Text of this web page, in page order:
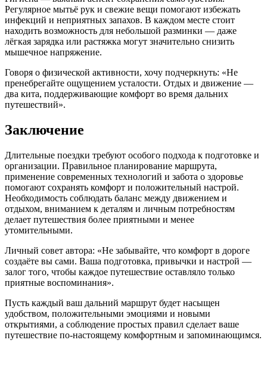
Регулярное мытьё рук и свежие вещи помогают избежать
инфекций и неприятных запахов. В каждом месте стоит
находить возможность для небольшой разминки — даже
лёгкая зарядка или растяжка могут значительно снизить
мышечное напряжение.
Говоря о физической активности, хочу подчеркнуть: «Не
пренебрегайте ощущением усталости. Отдых и движение —
два кита, поддерживающие комфорт во время дальних
путешествий».
Заключение
Длительные поездки требуют особого подхода к подготовке и
организации. Правильное планирование маршрута,
применение современных технологий и забота о здоровье
помогают сохранять комфорт и положительный настрой.
Необходимость соблюдать баланс между движением и
отдыхом, вниманием к деталям и личным потребностям
делает путешествия более приятными и менее
утомительными.
Личный совет автора: «Не забывайте, что комфорт в дороге
создаёте вы сами. Ваша подготовка, привычки и настрой —
залог того, чтобы каждое путешествие оставляло только
приятные воспоминания».
Пусть каждый ваш дальний маршрут будет насыщен
удобством, положительными эмоциями и новыми
открытиями, а соблюдение простых правил сделает ваше
путешествие по-настоящему комфортным и запоминающимся.